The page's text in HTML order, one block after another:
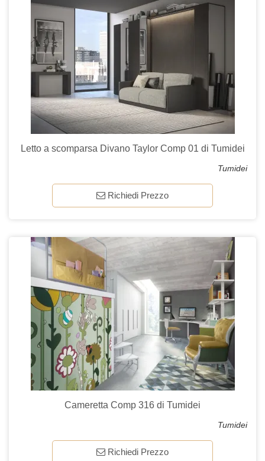
Letto a scomparsa Divano Taylor Comp 01 di Tumidei
Tumidei
Richiedi Prezzo
Cameretta Comp 316 di Tumidei
Tumidei
Richiedi Prezzo